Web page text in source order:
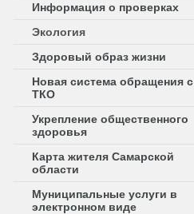
Информация о проверках
Экология
Здоровый образ жизни
Новая система обращения с
ТКО
Укрепление общественного
здоровья
Карта жителя Самарской
области
Муниципальные услуги в
электронном виде